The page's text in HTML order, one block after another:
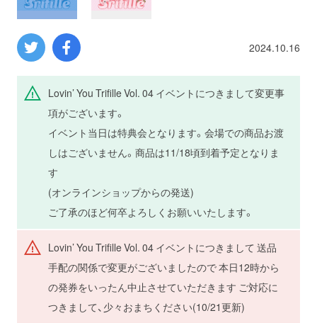
2024.10.16
Lovin’ You Trifille Vol. 04 イベントにつきまして変更事
項がございます。
イベント当日は特典会となります。会場での商品お渡
しはございません。商品は11/18頃到着予定となりま
す
(オンラインショップからの発送)
ご了承のほど何卒よろしくお願いいたします。
Lovin’ You Trifille Vol. 04 イベントにつきまして 送品
手配の関係で変更がございましたので 本日12時から
の発券をいったん中止させていただきます ご対応に
つきまして、少々おまちください(10/21更新)
ミリタリー
その他
イベント
フェア お知らせ
会社概要
お問い合わせ 取材のお申し込み